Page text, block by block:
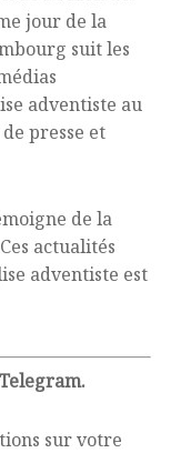
jour de la
suit les
adventiste au
presse et
de la
actualités
adventiste est
sur votre